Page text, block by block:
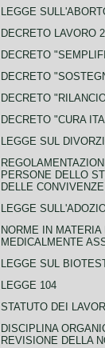
LEGGE
DECRETO LAVORO
DECRETO
DECRETO
DECRETO
DECRETO "CURA
LEGGE SUL
PERSONE DELLO
DELLE CONVIVENZE
LEGGE
NORME IN
MEDICALMENTE
LEGGE SUL
LEGGE 104
STATUTO DEI
DISCIPLINA
REVISIONE DELLA